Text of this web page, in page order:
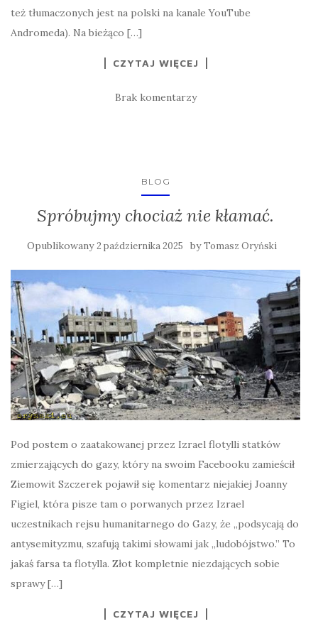
też tłumaczonych jest na polski na kanale YouTube
Andromeda). Na bieżąco […]
CZYTAJ WIĘCEJ
Brak komentarzy
BLOG
Spróbujmy chociaż nie kłamać.
Opublikowany2 października 2025 byTomasz Oryński
Pod postem o zaatakowanej przez Izrael flotylli statków
zmierzających do gazy, który na swoim Facebooku zamieścił
Ziemowit Szczerek pojawił się komentarz niejakiej Joanny
Figiel, która pisze tam o porwanych przez Izrael
uczestnikach rejsu humanitarnego do Gazy, że „podsycają do
antysemityzmu, szafują takimi słowami jak „ludobójstwo.” To
jakaś farsa ta flotylla. Złot kompletnie niezdających sobie
sprawy […]
CZYTAJ WIĘCEJ